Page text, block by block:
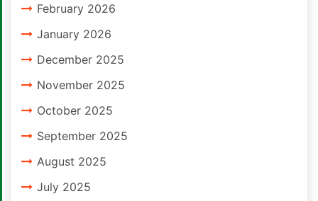
February 2026
January 2026
December 2025
November 2025
October 2025
September 2025
August 2025
July 2025